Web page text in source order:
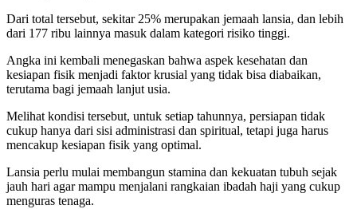
Dari total tersebut, sekitar 25% merupakan jemaah lansia, dan lebih
dari 177 ribu lainnya masuk dalam kategori risiko tinggi.
Angka ini kembali menegaskan bahwa aspek kesehatan dan
kesiapan fisik menjadi faktor krusial yang tidak bisa diabaikan,
terutama bagi jemaah lanjut usia.
Melihat kondisi tersebut, untuk setiap tahunnya, persiapan tidak
cukup hanya dari sisi administrasi dan spiritual, tetapi juga harus
mencakup kesiapan fisik yang optimal.
Lansia perlu mulai membangun stamina dan kekuatan tubuh sejak
jauh hari agar mampu menjalani rangkaian ibadah haji yang cukup
menguras tenaga.